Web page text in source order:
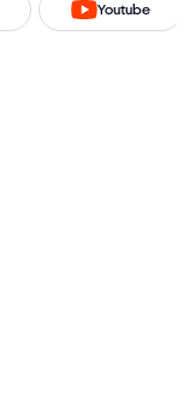
Youtube